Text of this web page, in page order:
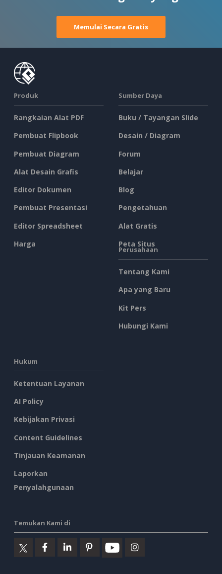
Memulai Secara Gratis
Produk
Rangkaian Alat PDF
Pembuat Flipbook
Pembuat Diagram
Alat Desain Grafis
Editor Dokumen
Pembuat Presentasi
Editor Spreadsheet
Harga
Sumber Daya
Buku / Tayangan Slide
Desain / Diagram
Forum
Belajar
Blog
Pengetahuan
Alat Gratis
Peta Situs
Perusahaan
Tentang Kami
Apa yang Baru
Kit Pers
Hubungi Kami
Hukum
Ketentuan Layanan
AI Policy
Kebijakan Privasi
Content Guidelines
Tinjauan Keamanan
Laporkan
Penyalahgunaan
Temukan Kami di